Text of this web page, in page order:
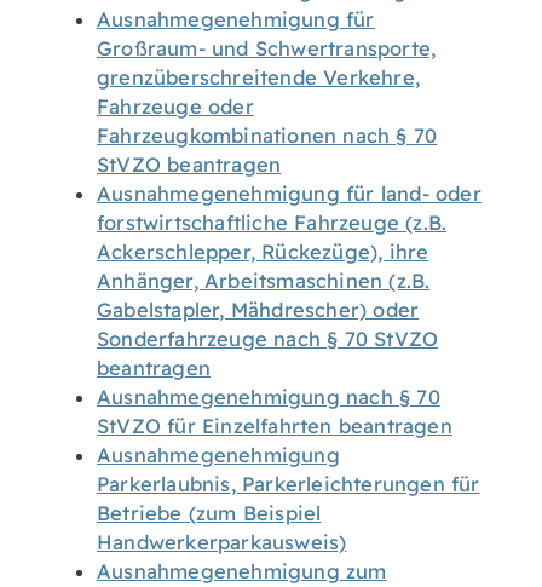
Ausnahmegenehmigung für
Großraum- und Schwertransporte,
grenzüberschreitende Verkehre,
Fahrzeuge oder
Fahrzeugkombinationen nach § 70
StVZO beantragen
Ausnahmegenehmigung für land- oder
forstwirtschaftliche Fahrzeuge (z.B.
Ackerschlepper, Rückezüge), ihre
Anhänger, Arbeitsmaschinen (z.B.
Gabelstapler, Mähdrescher) oder
Sonderfahrzeuge nach § 70 StVZO
beantragen
Ausnahmegenehmigung nach § 70
StVZO für Einzelfahrten beantragen
Ausnahmegenehmigung
Parkerlaubnis, Parkerleichterungen für
Betriebe (zum Beispiel
Handwerkerparkausweis)
Ausnahmegenehmigung zum